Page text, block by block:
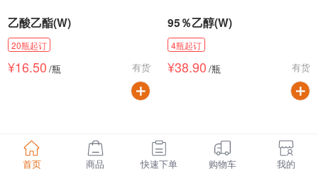
乙酸乙酯(W)
20瓶起订
¥16.50 /瓶 有货
95％乙醇(W)
4瓶起订
¥38.90 /瓶 有货
首页 商品 快速下单 购物车 我的